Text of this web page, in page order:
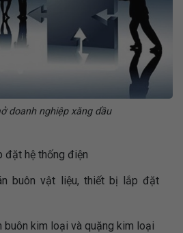
doanh nghiệp xăng dầu
đặt hệ thống điện
buôn vật liệu, thiết bị lắp đặt
buôn kim loại và quặng kim loại